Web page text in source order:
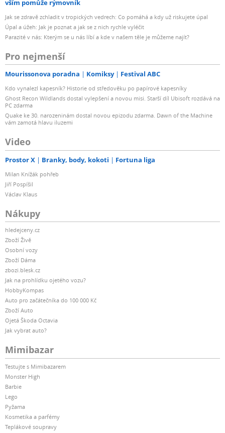
vším pomůže rýmovník
Jak se zdravě zchladit v tropických vedrech: Co pomáhá a kdy už riskujete úpal
Úpal a úžeh: Jak je poznat a jak se z nich rychle vyléčit
Parazité v nás: Kterým se u nás líbí a kde v našem těle je můžeme najít?
Pro nejmenší
Mourissonova poradna Komiksy Festival ABC
Kdo vynalezl kapesník? Historie od středověku po papírové kapesníky
Ghost Recon Wildlands dostal vylepšení a novou misi. Starší díl Ubisoft rozdává na
PC zdarma
Quake ke 30. narozeninám dostal novou epizodu zdarma. Dawn of the Machine
vám zamotá hlavu iluzemi
Video
Prostor X Branky, body, kokoti Fortuna liga
Milan Knížák pohřeb
Jiří Pospíšil
Václav Klaus
Nákupy
hledejceny.cz
Zboží Živě
Osobní vozy
Zboží Dáma
zbozi.blesk.cz
Jak na prohlídku ojetého vozu?
HobbyKompas
Auto pro začátečníka do 100 000 Kč
Zboží Auto
Ojetá Škoda Octavia
Jak vybrat auto?
Mimibazar
Testujte s Mimibazarem
Monster High
Barbie
Lego
Pyžama
Kosmetika a parfémy
Teplákové soupravy